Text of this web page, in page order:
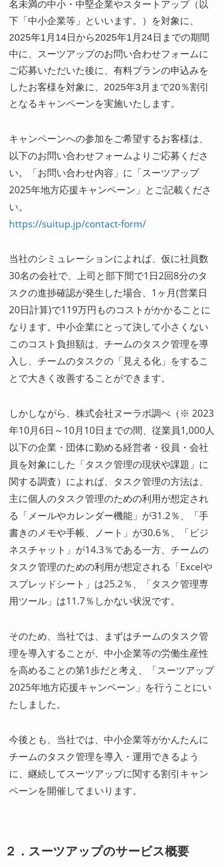
名未満の中小・中堅企業やスタートアップ（以
下「中小企業等」といいます。）を対象に、
2025年1月14日から2025年1月24日までの期間
中に、スーツアップのお問い合わせフォームに
ご応募いただいた後に、有料プランの申込みを
したお客様を対象に、2025年3月まで20％割引
となるキャンペーンを実施いたします。
キャンペーンへの参加をご希望するお客様は、
以下のお問い合わせフォームよりご応募くださ
い。「お問い合わせ内容」に「スーツアップ
2025年地方応援キャンペーン」とご記載くださ
い。
https://suitup.jp/contact-form/
当社のシミュレーションによれば、仮に社員数
30名の会社で、上司と部下間で1日2回8分のタ
スクの進捗確認が発生した場合、1ヶ月(営業日
20日計算)で119万円ものコストがかかることに
なります。中小企業にとって決して小さくない
このコスト負担額は、チームのタスク管理を導
入し、チームのタスクの「見える化」をするこ
とで大きく改善することができます。
しかしながら、株式会社ヌーラボ調べ（※ 2023
年10月6日～10月10日までの間、従業員1,000人
以下の企業・団体に勤める経営者・役員・会社
員を対象にした「タスク管理の現状や課題」に
関する調査）によれば、タスク管理の方法は、
主に個人のタスク管理のための利用が想定され
る「メールやカレンダー機能」が31.2％、「手
書きのメモや手帳、ノート」が30.6％、「ビジ
ネスチャット」が14.3％である一方、チームの
タスク管理のための利用が想定される「Excelや
スプレッドシート」は25.2％、「タスク管理専
用ツール」は11.7％しかない状況です。
そのため、当社では、まずはチームのタスク管
理を導入することが、中小企業等の労働生産性
を高めることの第1歩だと考え、「スーツアップ
2025年地方応援キャンペーン」を行うことにい
たしました。
今後とも、当社では、中小企業等がかんたんに
チームのタスク管理を導入・運用できるよう
に、継続してスーツアップに関する割引キャン
ペーンを開催してまいります。
２．スーツアップのサービス概要